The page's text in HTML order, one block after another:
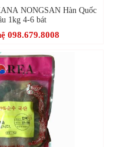
NONGSAN Hàn Quốc
1kg 4-6 bát
098.679.8008